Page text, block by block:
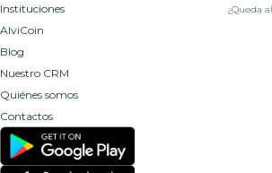
Instituciones
AlviCoin
Blog
Nuestro CRM
Quiénes somos
Contactos
¿Queda